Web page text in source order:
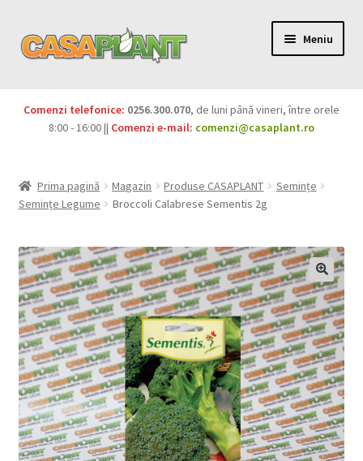
Meniu
Pesticide
copil
Produse BIO
Igienă publică
Casa și grădina
Extinde
meniul
copil
Sere și solarii
Extinde
meniul
copil
Comenzi telefonice: 0256.300.070, de luni până vineri, între orele
8:00 - 16:00 || Comenzi e-mail: comenzi@casaplant.ro
Prima pagină Magazin Produse CASAPLANT
Semințe
Semințe Legume
Broccoli Calabrese Sementis 2g